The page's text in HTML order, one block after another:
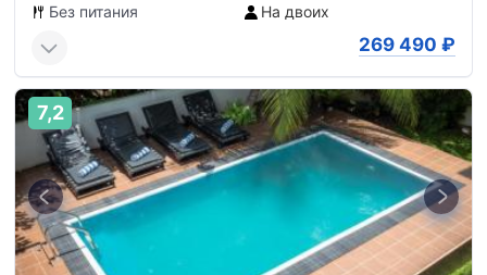
Без питания
На двоих
269 490 ₽
7,2